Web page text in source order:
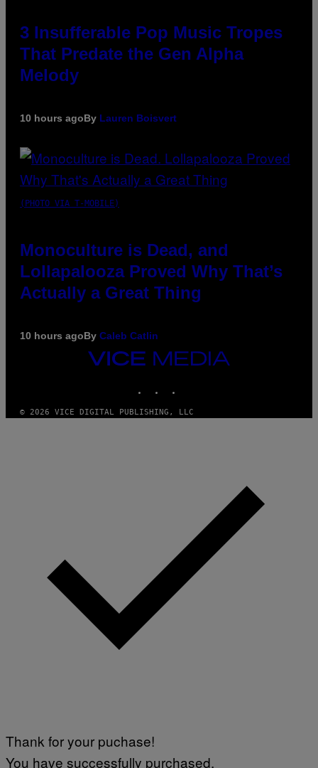
3 Insufferable Pop Music Tropes
That Predate the Gen Alpha
Melody
10 hours agoBy Lauren Boisvert
(PHOTO VIA T-MOBILE)
Monoculture is Dead, and
Lollapalooza Proved Why That’s
Actually a Great Thing
10 hours agoBy Caleb Catlin
VICE
© 2026 VICE DIGITAL PUBLISHING, LLC
Thank for your puchase!
You have successfully purchased.